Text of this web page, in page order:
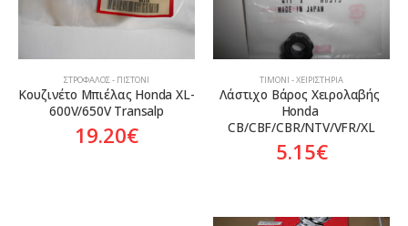
ΣΤΡΌΦΑΛΟΣ - ΠΙΣΤΌΝΙ
Κουζινέτο Μπιέλας Honda XL-
600V/650V Transalp
19.20€
ΤΙΜΌΝΙ - ΧΕΙΡΙΣΤΉΡΙΑ
Λάστιχο Βάρος Χειρολαβής
Honda
CB/CBF/CBR/NTV/VFR/XL
5.15€